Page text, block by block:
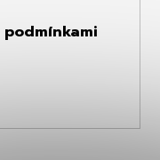
podmínkami